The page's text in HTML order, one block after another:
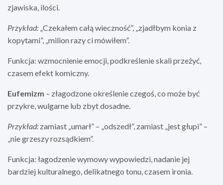
zjawiska, ilości.
Przykład: „Czekałem całą wieczność”, „zjadłbym konia z
kopytami”, „milion razy ci mówiłem”.
Funkcja: wzmocnienie emocji, podkreślenie skali przeżyć,
czasem efekt komiczny.
Eufemizm – złagodzone określenie czegoś, co może być
przykre, wulgarne lub zbyt dosadne.
Przykład: zamiast „umarł” – „odszedł”, zamiast „jest głupi” –
„nie grzeszy rozsądkiem”.
Funkcja: łagodzenie wymowy wypowiedzi, nadanie jej
bardziej kulturalnego, delikatnego tonu, czasem ironia.